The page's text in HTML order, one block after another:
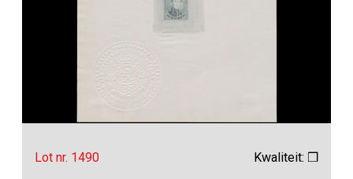
Lot nr. 1490 Kwaliteit: ❒